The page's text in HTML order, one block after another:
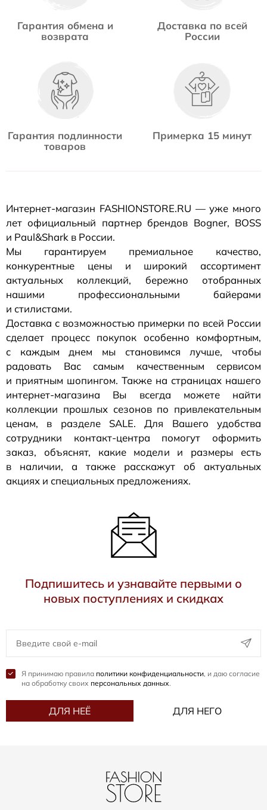
Гарантия обмена и
возврата
Доставка по всей
России
Гарантия подлинности
товаров
Примерка 15 минут
Интернет-магазин FASHIONSTORE.RU — уже много
лет официальный партнер брендов Bogner, BOSS
и Paul&Shark в России.
Мы гарантируем премиальное качество,
конкурентные цены и широкий ассортимент
актуальных коллекций, бережно отобранных
нашими профессиональными байерами
и стилистами.
Доставка с возможностью примерки по всей России
сделает процесс покупок особенно комфортным,
с каждым днем мы становимся лучше, чтобы
радовать Вас самым качественным сервисом
и приятным шопингом. Также на страницах нашего
интернет-магазина Вы всегда можете найти
коллекции прошлых сезонов по привлекательным
ценам, в разделе SALE. Для Вашего удобства
сотрудники контакт-центра помогут оформить
заказ, объяснят, какие модели и размеры есть
в наличии, а также расскажут об актуальных
акциях и специальных предложениях.
Подпишитесь и узнавайте первыми о
новых поступлениях и скидках
Я принимаю правила политики конфиденциальности, и даю согласие
на обработку своих персональных данных.
ДЛЯ НЕЁ ДЛЯ НЕГО